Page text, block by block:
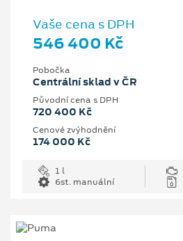
Vaše cena s DPH
546 400 Kč
Pobočka
Centrální sklad v ČR
Původní cena s DPH
720 400 Kč
Cenové zvýhodnění
174 000 Kč
1 l
6st. manuální